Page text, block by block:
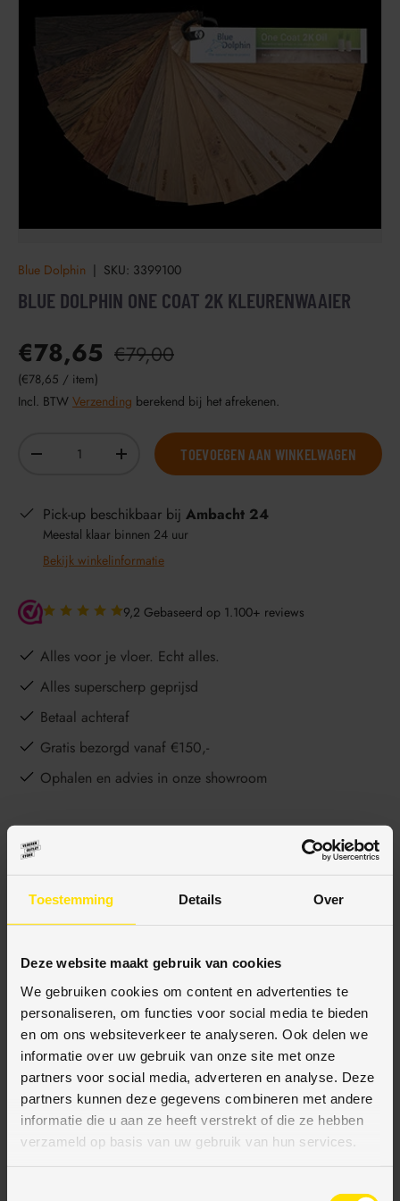
Toestemming Details Over
Deze website maakt gebruik van cookies
We gebruiken cookies om content en advertenties te
personaliseren, om functies voor social media te bieden
en om ons websiteverkeer te analyseren. Ook delen we
informatie over uw gebruik van onze site met onze
partners voor social media, adverteren en analyse. Deze
partners kunnen deze gegevens combineren met andere
informatie die u aan ze heeft verstrekt of die ze hebben
verzameld op basis van uw gebruik van hun services.
Blue Dolphin | SKU: 3399100
BLUE DOLPHIN ONE COAT 2K KLEURENWAAIER
€78,65 €79,00
Eenheid prijs
€78,65 / item
Incl. BTW Verzending berekend bij het afrekenen.
-
+ TOEVOEGEN AAN WINKELWAGEN
Pick-up beschikbaar bij Ambacht 24
Meestal klaar binnen 24 uur
Bekijk winkelinformatie
9,2 Gebaseerd op 1.100+ reviews
Alles voor je vloer. Echt alles.
Alles superscherp geprijsd
Betaal achteraf
Gratis bezorgd vanaf €150,-
Ophalen en advies in onze showroom
BESCHRIJVING
BETAALMETHODES
JE KUNT BIJ ONS BETALEN MET: